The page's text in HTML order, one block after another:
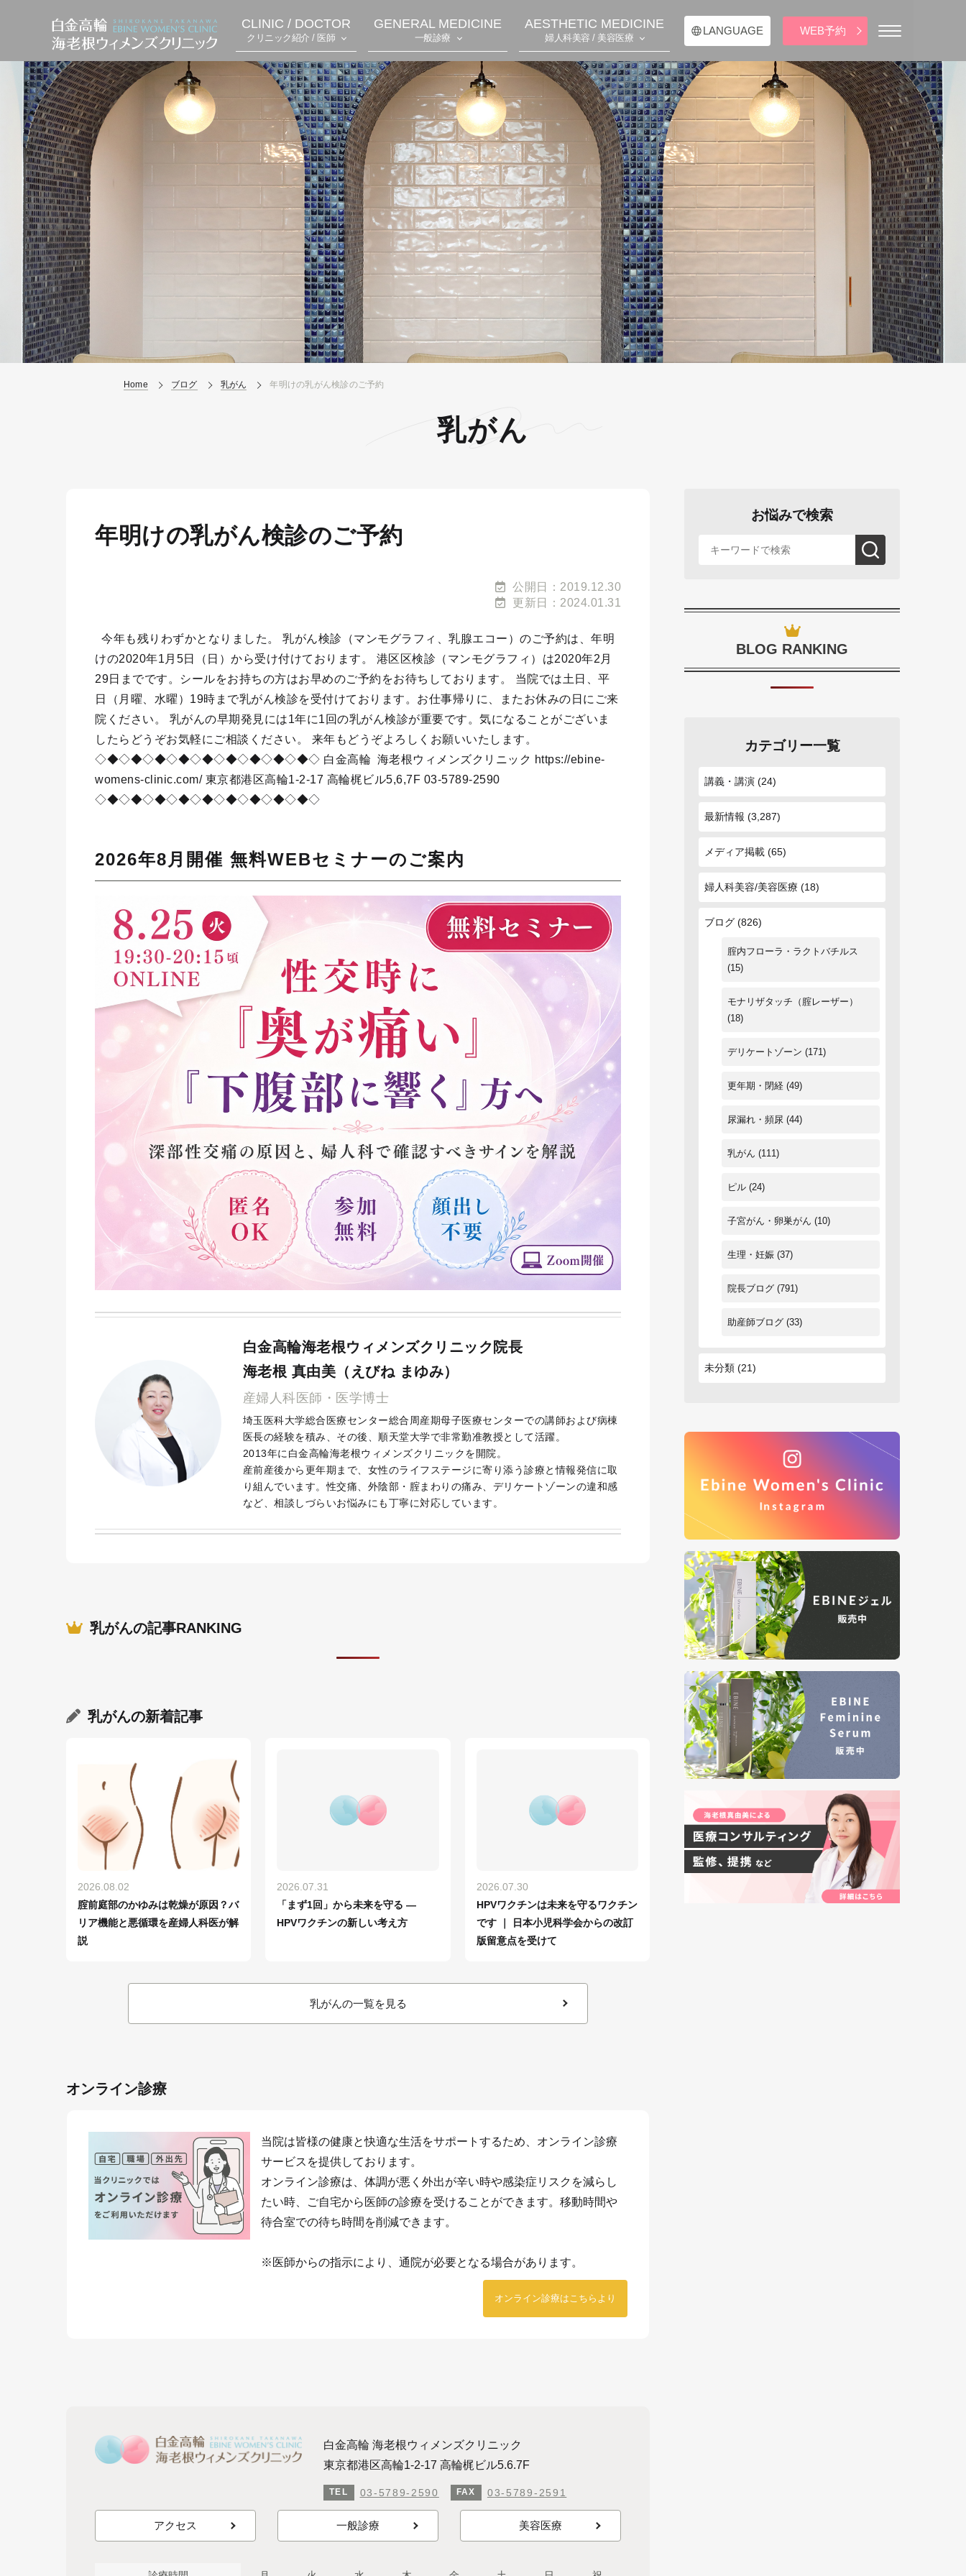
CLINIC / DOCTOR
クリニック紹介 / 医師
GENERAL MEDICINE
一般診療
AESTHETIC MEDICINE
婦人科美容 / 美容医療
LANGUAGE WEB予約
Home ブログ 乳がん 年明けの乳がん検診のご予約
乳がん
年明けの乳がん検診のご予約
公開日：2019.12.30
更新日：2024.01.31
今年も残りわずかとなりました。 乳がん検診（マンモグラフィ、乳腺エコー）のご予約は、年明
けの2020年1月5日（日）から受け付けております。 港区区検診（マンモグラフィ）は2020年2月
29日までです。シールをお持ちの方はお早めのご予約をお待ちしております。 当院では土日、平
日（月曜、水曜）19時まで乳がん検診を受付けております。お仕事帰りに、またお休みの日にご来
院ください。 乳がんの早期発見には1年に1回の乳がん検診が重要です。気になることがございま
したらどうぞお気軽にご相談ください。 来年もどうぞよろしくお願いいたします。
◇◆◇◆◇◆◇◆◇◆◇◆◇◆◇◆◇◆◇ 白金高輪 海老根ウィメンズクリニック https://ebine-
womens-clinic.com/ 東京都港区高輪1-2-17 高輪梶ビル5,6,7F 03-5789-2590
◇◆◇◆◇◆◇◆◇◆◇◆◇◆◇◆◇◆◇
2026年8月開催 無料WEBセミナーのご案内
白金高輪海老根ウィメンズクリニック院長
海老根 真由美（えびね まゆみ）
産婦人科医師・医学博士
埼玉医科大学総合医療センター総合周産期母子医療センターでの講師および病棟
医長の経験を積み、その後、順天堂大学で非常勤准教授として活躍。
2013年に白金高輪海老根ウィメンズクリニックを開院。
産前産後から更年期まで、女性のライフステージに寄り添う診療と情報発信に取
り組んでいます。性交痛、外陰部・腟まわりの痛み、デリケートゾーンの違和感
など、相談しづらいお悩みにも丁寧に対応しています。
乳がんの記事RANKING
乳がんの新着記事
2026.08.02
腟前庭部のかゆみは乾燥が原因？バ
リア機能と悪循環を産婦人科医が解
説
2026.07.31
「まず1回」から未来を守る ―
HPVワクチンの新しい考え方
2026.07.30
HPVワクチンは未来を守るワクチン
です ｜ 日本小児科学会からの改訂
版留意点を受けて
乳がんの一覧を見る
オンライン診療
当院は皆様の健康と快適な生活をサポートするため、オンライン診療
サービスを提供しております。
オンライン診療は、体調が悪く外出が辛い時や感染症リスクを減らし
たい時、ご自宅から医師の診療を受けることができます。移動時間や
待合室での待ち時間を削減できます。
※医師からの指示により、通院が必要となる場合があります。
オンライン診療はこちらより
白金高輪 海老根ウィメンズクリニック
東京都港区高輪1-2-17 高輪梶ビル5.6.7F
TEL 03-5789-2590 FAX 03-5789-2591
アクセス 一般診療 美容医療
お悩みで検索
BLOG RANKING
カテゴリー一覧
講義・講演 (24)
最新情報 (3,287)
メディア掲載 (65)
婦人科美容/美容医療 (18)
ブログ (826)
腟内フローラ・ラクトバチルス
(15)
モナリザタッチ（腟レーザー）
(18)
デリケートゾーン (171)
更年期・閉経 (49)
尿漏れ・頻尿 (44)
乳がん (111)
ピル (24)
子宮がん・卵巣がん (10)
生理・妊娠 (37)
院長ブログ (791)
助産師ブログ (33)
未分類 (21)